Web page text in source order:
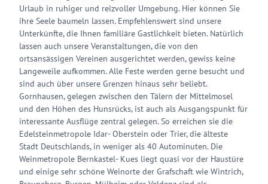
Urlaub in ruhiger und reizvoller Umgebung. Hier können Sie
ihre Seele baumeln lassen. Empfehlenswert sind unsere
Unterkünfte, die Ihnen familiäre Gastlichkeit bieten. Natürlich
lassen auch unsere Veranstaltungen, die von den
ortsansässigen Vereinen ausgerichtet werden, gewiss keine
Langeweile aufkommen. Alle Feste werden gerne besucht und
sind auch über unsere Grenzen hinaus sehr beliebt.
Gornhausen, gelegen zwischen den Tälern der Mittelmosel
und den Höhen des Hunsrücks, ist auch als Ausgangspunkt für
interessante Ausflüge zentral gelegen. So erreichen sie die
Edelsteinmetropole Idar- Oberstein oder Trier, die älteste
Stadt Deutschlands, in weniger als 40 Autominuten. Die
Weinmetropole Bernkastel- Kues liegt quasi vor der Haustüre
und einige sehr schöne Weinorte der Grafschaft wie Wintrich,